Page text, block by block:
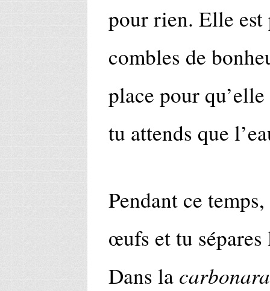
pour rien. Elle est
combles de
place pour
tu attends que
Pendant ce
œufs et tu
Dans la carbonara